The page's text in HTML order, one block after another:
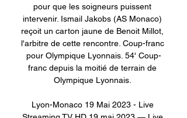
pour que les soigneurs puissent
intervenir. Ismail Jakobs (AS Monaco)
reçoit un carton jaune de Benoit Millot,
l'arbitre de cette rencontre. Coup-franc
pour Olympique Lyonnais. 54' Coup-
franc depuis la moitié de terrain de
Olympique Lyonnais.
Lyon-Monaco 19 Mai 2023 - Live